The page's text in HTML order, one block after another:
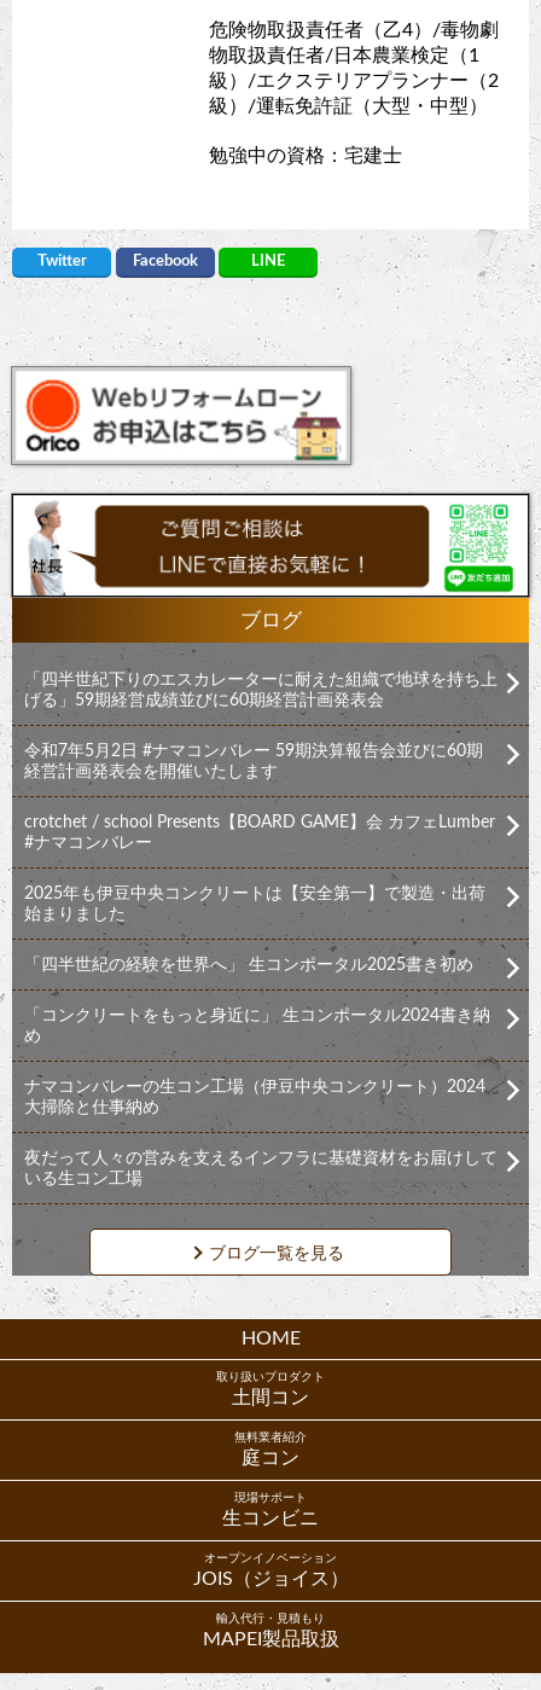
危険物取扱責任者（乙4）/毒物劇
物取扱責任者/日本農業検定（1
級）/エクステリアプランナー（2
級）/運転免許証（大型・中型）
勉強中の資格：宅建士
Twitter Facebook LINE
ブログ
「四半世紀下りのエスカレーターに耐えた組織で地球を持ち上
げる」59期経営成績並びに60期経営計画発表会
令和7年5月2日 #ナマコンバレー 59期決算報告会並びに60期
経営計画発表会を開催いたします
crotchet / school Presents【BOARD GAME】会 カフェLumber
#ナマコンバレー
2025年も伊豆中央コンクリートは【安全第一】で製造・出荷
始まりました
「四半世紀の経験を世界へ」 生コンポータル2025書き初め
「コンクリートをもっと身近に」 生コンポータル2024書き納
め
ナマコンバレーの生コン工場（伊豆中央コンクリート）2024
大掃除と仕事納め
夜だって人々の営みを支えるインフラに基礎資材をお届けして
いる生コン工場
ブログ一覧を見る
HOME
取り扱いプロダクト
土間コン
無料業者紹介
庭コン
現場サポート
生コンビニ
オープンイノベーション
JOIS（ジョイス）
輸入代行・見積もり
MAPEI製品取扱